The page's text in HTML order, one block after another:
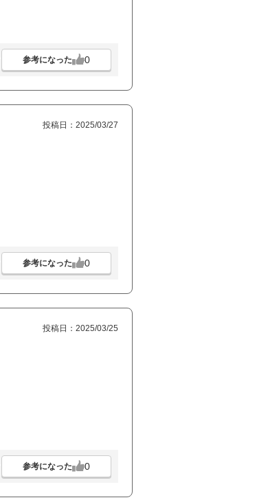
参考になった 0
投稿日：2025/03/27
参考になった 0
投稿日：2025/03/25
参考になった 0